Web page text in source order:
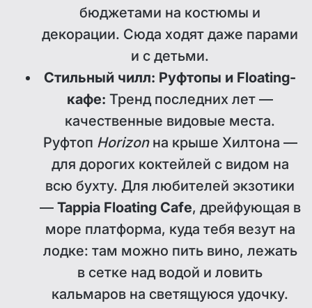
бюджетами на костюмы и
декорации. Сюда ходят даже парами
и с детьми.
Стильный чилл: Руфтопы и Floating-
кафе: Тренд последних лет —
качественные видовые места.
Руфтоп Horizonна крыше Хилтона —
для дорогих коктейлей с видом на
всю бухту. Для любителей экзотики
— Tappia Floating Cafe, дрейфующая в
море платформа, куда тебя везут на
лодке: там можно пить вино, лежать
в сетке над водой и ловить
кальмаров на светящуюся удочку.